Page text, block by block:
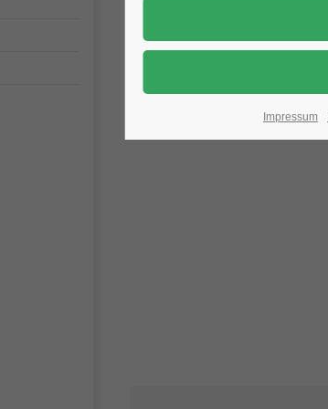
Impressum